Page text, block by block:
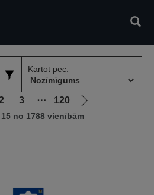
Kārtot pēc:
3 ⋯ 120
Iet
uz
15 no 1788 vienībām